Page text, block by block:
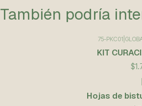
También podría
75-PKC01
KIT
Hojas de